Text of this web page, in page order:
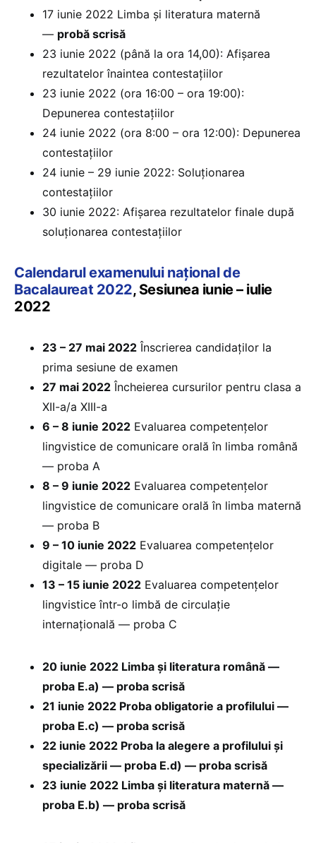
17 iunie 2022 Limba și literatura maternă
— probă scrisă
23 iunie 2022 (până la ora 14,00): Afișarea
rezultatelor înaintea contestațiilor
23 iunie 2022 (ora 16:00 – ora 19:00):
Depunerea contestațiilor
24 iunie 2022 (ora 8:00 – ora 12:00): Depunerea
contestațiilor
24 iunie – 29 iunie 2022: Soluționarea
contestațiilor
30 iunie 2022: Afișarea rezultatelor finale după
soluționarea contestațiilor
Calendarul examenului național de
Bacalaureat 2022, Sesiunea iunie – iulie
2022
23 – 27 mai 2022 Înscrierea candidaților la
prima sesiune de examen
27 mai 2022 Încheierea cursurilor pentru clasa a
XII-a/a XIII-a
6 – 8 iunie 2022 Evaluarea competențelor
lingvistice de comunicare orală în limba română
— proba A
8 – 9 iunie 2022 Evaluarea competențelor
lingvistice de comunicare orală în limba maternă
— proba B
9 – 10 iunie 2022 Evaluarea competențelor
digitale — proba D
13 – 15 iunie 2022 Evaluarea competențelor
lingvistice într-o limbă de circulație
internațională — proba C
20 iunie 2022 Limba și literatura română —
proba E.a) — proba scrisă
21 iunie 2022 Proba obligatorie a profilului —
proba E.c) — proba scrisă
22 iunie 2022 Proba la alegere a profilului și
specializării — proba E.d) — proba scrisă
23 iunie 2022 Limba și literatura maternă —
proba E.b) — proba scrisă